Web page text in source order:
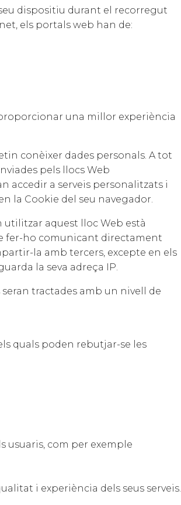
dispositiu durant el recorregut
els portals web han de:
una millor experiència
conèixer dades personals. A tot
pels llocs Web
accedir a serveis personalitzats i
la Cookie del seu navegador.
utilitzar aquest lloc Web està
fer-ho comunicant directament
la amb tercers, excepte en els
la seva adreça IP.
tractades amb un nivell de
quals poden rebutjar-se les
usuaris, com per exemple
i experiència dels seus serveis.